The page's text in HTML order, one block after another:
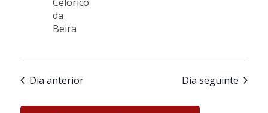
da
Beira
Dia anterior Dia seguinte